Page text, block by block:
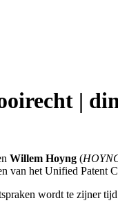
|
Willem Hoyng (
van het Unified Patent
wordt te zijner